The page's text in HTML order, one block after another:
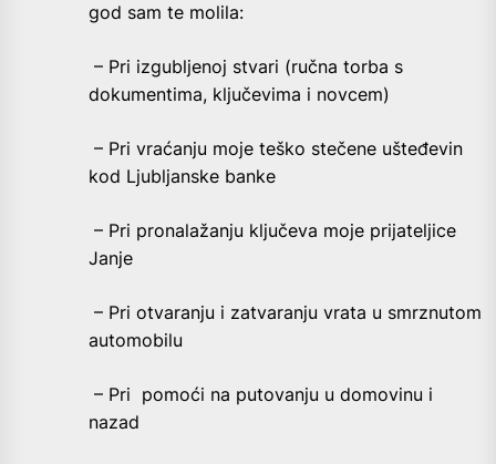
god sam te molila:
– Pri izgubljenoj stvari (ručna torba s
dokumentima, ključevima i novcem)
– Pri vraćanju moje teško stečene ušteđevin
kod Ljubljanske banke
– Pri pronalažanju ključeva moje prijateljice
Janje
– Pri otvaranju i zatvaranju vrata u smrznutom
automobilu
– Pri pomoći na putovanju u domovinu i
nazad